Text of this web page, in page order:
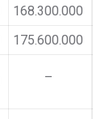
168.300.000
175.600.000
–